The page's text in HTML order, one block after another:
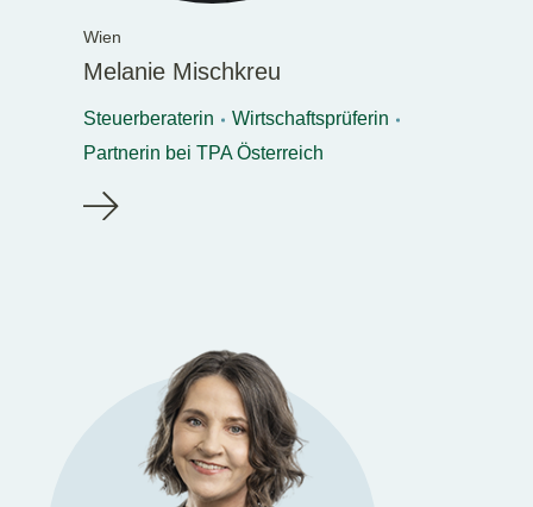
Wien
Melanie Mischkreu
Steuerberaterin
Wirtschaftsprüferin
Partnerin bei TPA Österreich